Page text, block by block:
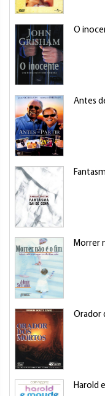
O
Antes
Morrer
Orador
Harold